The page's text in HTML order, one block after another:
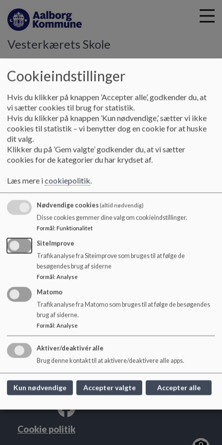
n
Vesterkærets Skole
Skole Trivsel i hverdagen
Sådan arbejder vi med
inklusion
Inklusionsgrundlag
udgave, som er linket til på denne side.
Dokumenter
Vesterkærets Skoles inklusionsgrundlag
Vesterkærets Skole
Skydebanevej 1, 9000 Aalborg
vesterkaeretsskole@aalborg.dk
+45 99828488
EAN NR.
5798003746692
Tilgængelighedserklæring
Sitemap
Cookie politik
Cookieindstillinger
Hvis du klikker på knappen ’Accepter alle’, godkender du, at
vi sætter cookies til brug for statistik.
Hvis du klikker på knappen ’Kun nødvendige,’ sætter vi ikke
cookies til statistik – vi benytter dog en cookie for at huske
dit valg.
Klikker du på ’Gem valgte’ godkender du, at vi sætter
cookies for de kategorier du har krydset af.
Læs mere icookiepolitik.
Nødvendige cookies(altid nødvendig)
Disse cookies gemmer dine valg om cookieindstillinger.
Formål: Funktionalitet
SiteImprove
Trafikanalyse fra Siteimprove som bruges til at følge de
besøgendes brug af siderne
Formål: Analyse
Matomo
Trafikanalyse fra Matomo som bruges til at følge de besøgendes
brug af siderne.
Formål: Analyse
Aktiver/deaktivér alle
Brug denne kontakt til at aktivere/deaktivere alle apps.
Kun nødvendige Accepter valgte Accepter alle